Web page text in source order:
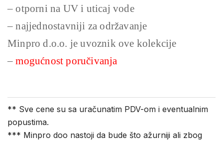
– otporni na UV i uticaj vode
– najjednostavniji za održavanje
Minpro d.o.o. je uvoznik ove kolekcije
–mogućnost poručivanja
** Sve cene su sa uračunatim PDV-om i eventualnim
popustima.
*** Minpro doo nastoji da bude što ažurniji ali zbog